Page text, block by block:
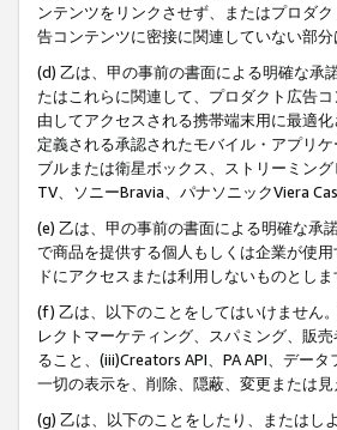
ンテンツをリンクさせず、またはプロダ
告コンテンツに密接に関連していない部
(d) 乙は、甲の事前の書面による明確な承
たはこれらに関連して、プロダクト広告
由してアクセスされる携帯端末用に最適
定義される承認されたモバイル・アプリ
ブルまたは衛星ボックス、ストリーミン
TV、ソニーBravia、パナソニックViera
(e) 乙は、甲の事前の書面による明確な承
で商品を提供する個人もしくは企業が使
ドにアクセスまたは利用しないものとしま
(f) 乙は、以下のことをしてはいけません
レクトマーケティング、スパミング、販
ること、(iii)Creators API、PA API、デー
一切の表示を、削除、隠蔽、変更または
(g) 乙は、以下のことをしたり、またはし